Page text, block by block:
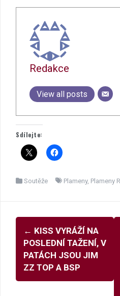
Redakce
View all posts
Sdílejte:
Soutěže Plameny, Plameny
Navigace
pro
příspěvky
← KISS VYRÁŽÍ NA
POSLEDNÍ TAŽENÍ, V
PATÁCH JSOU JIM
ZZ TOP A BSP